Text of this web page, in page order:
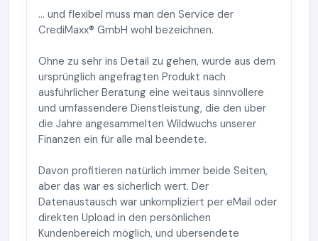
... und flexibel muss man den Service der
CrediMaxx® GmbH wohl bezeichnen.
Ohne zu sehr ins Detail zu gehen, wurde aus dem
ursprünglich angefragten Produkt nach
ausführlicher Beratung eine weitaus sinnvollere
und umfassendere Dienstleistung, die den über
die Jahre angesammelten Wildwuchs unserer
Finanzen ein für alle mal beendete.
Davon profitieren natürlich immer beide Seiten,
aber das war es sicherlich wert. Der
Datenaustausch war unkompliziert per eMail oder
direkten Upload in den persönlichen
Kundenbereich möglich, und übersendete